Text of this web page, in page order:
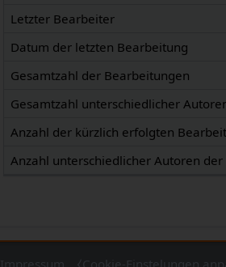
Letzter Bearbeiter
Datum der letzten Bearbeitung
Gesamtzahl der Bearbeitungen
Gesamtzahl unterschiedlicher
Anzahl der kürzlich erfolgten
Anzahl unterschiedlicher Autoren